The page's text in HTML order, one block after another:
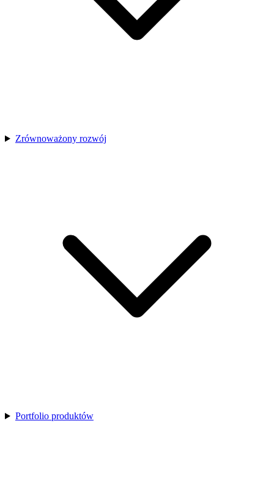
Zrównoważony rozwój
Portfolio produktów